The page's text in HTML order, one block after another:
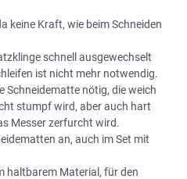
keine Kraft, wie beim Schneiden
schnell ausgewechselt
ist nicht mehr notwendig.
Schneidematte nötig, die weich
stumpf wird, aber auch hart
Messer zerfurcht wird.
an, auch im Set mit
haltbarem Material, für den